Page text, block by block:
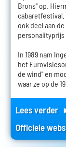
Brons" op.
cabaretfestival.
ook deel aan
personalityprijs
In 1989 nam
het
de wind" en
waar ze op de
Lees verder
Officiele